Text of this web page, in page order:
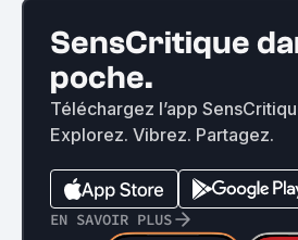
SensCritique
poche.
Téléchargez l’app
Explorez. Vibrez. Partagez.
EN SAVOIR PLUS